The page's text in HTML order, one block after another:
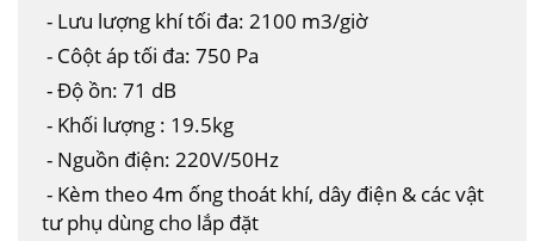
- Lưu lượng khí tối đa: 2100 m3/giờ
- Côột áp tối đa: 750 Pa
- Độ ồn: 71 dB
- Khối lượng : 19.5kg
- Nguồn điện: 220V/50Hz
- Kèm theo 4m ống thoát khí, dây điện & các vật
tư phụ dùng cho lắp đặt